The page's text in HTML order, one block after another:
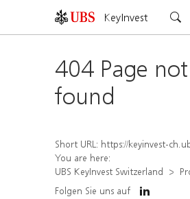
KeyInvest
404 Page not
found
Short URL: https://keyinvest-ch.ubs.com/produkt/detail/
You are here:
UBS KeyInvest Switzerland
Folgen Sie uns auf